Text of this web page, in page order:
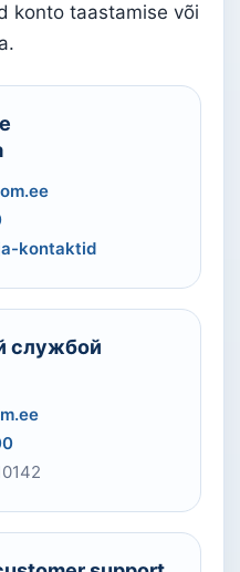
konto taastamise või
kontaktid
службой